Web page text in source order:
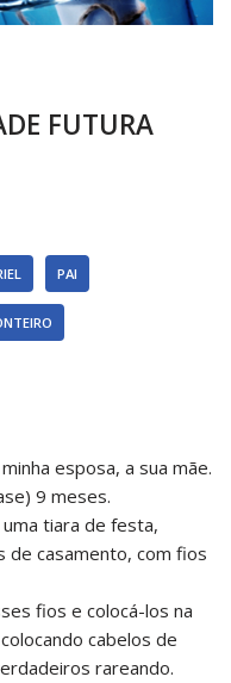
FUTURA
PAI
esposa, a sua mãe.
9 meses.
tiara de festa,
de casamento, com fios
fios e colocá-los na
cabelos de
rareando.